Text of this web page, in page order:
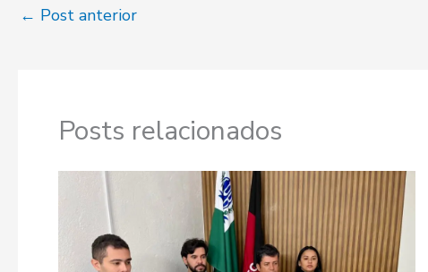
← Post anterior
Posts relacionados